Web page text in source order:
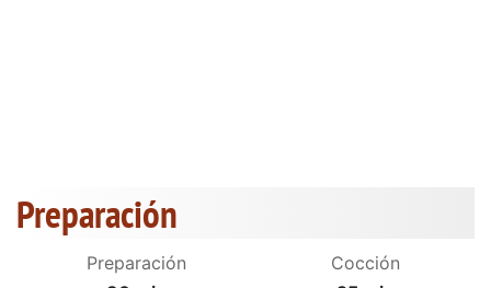
Preparación
Preparación
Cocción